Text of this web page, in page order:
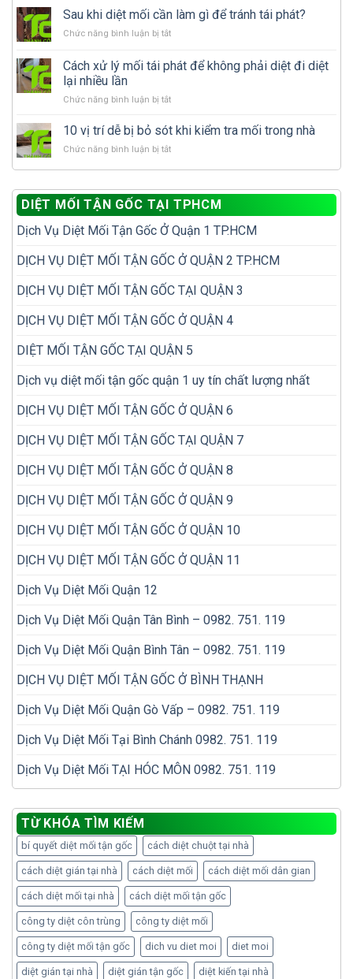
nhà:
tự
lý
dịch
diệt
mối?
mưa
cánh
hiện
phải
đã
mối?
Sau khi diệt mối cần làm gì để tránh tái phát?
Chức năng bình luận bị tắtở
khi
diệt
cần
gì
tránh
Cách xử lý mối tái phát để không phải diệt đi diệt
lại nhiều lần
Chức năng bình luận bị tắtở
xử
mối
để
không
phải
diệt
diệt
nhiều
10 vị trí dễ bị bỏ sót khi kiểm tra mối trong nhà
Chức năng bình luận bị tắtở
trí
dễ
bị
bỏ
khi
kiểm
mối
nhà
DIỆT MỐI TẬN GỐC TẠI TPHCM
Dịch Vụ Diệt Mối Tận Gốc Ở Quận 1 TP.HCM
DỊCH VỤ DIỆT MỐI TẬN GỐC Ở QUẬN 2 TP.HCM
DỊCH VỤ DIỆT MỐI TẬN GỐC TẠI QUẬN 3
DỊCH VỤ DIỆT MỐI TẬN GỐC Ở QUẬN 4
DIỆT MỐI TẬN GỐC TẠI QUẬN 5
Dịch vụ diệt mối tận gốc quận 1 uy tín chất lượng nhất
DỊCH VỤ DIỆT MỐI TẬN GỐC Ở QUẬN 6
DỊCH VỤ DIỆT MỐI TẬN GỐC TẠI QUẬN 7
DỊCH VỤ DIỆT MỐI TẬN GỐC Ở QUẬN 8
DỊCH VỤ DIỆT MỐI TẬN GỐC Ở QUẬN 9
DỊCH VỤ DIỆT MỐI TẬN GỐC Ở QUẬN 10
DỊCH VỤ DIỆT MỐI TẬN GỐC Ở QUẬN 11
Dịch Vụ Diệt Mối Quận 12
Dịch Vụ Diệt Mối Quận Tân Bình – 0982. 751. 119
Dịch Vụ Diệt Mối Quận Bình Tân – 0982. 751. 119
DỊCH VỤ DIỆT MỐI TẬN GỐC Ở BÌNH THẠNH
Dịch Vụ Diệt Mối Quận Gò Vấp – 0982. 751. 119
Dịch Vụ Diệt Mối Tại Bình Chánh 0982. 751. 119
Dịch Vụ Diệt Mối TẠI HÓC MÔN 0982. 751. 119
TỪ KHÓA TÌM KIẾM
bí quyết diệt mối tận gốc cách diệt chuột tại nhà
cách diệt gián tại nhà cách diệt mối cách diệt mối dân gian
cách diệt mối tại nhà cách diệt mối tận gốc
công ty diệt côn trùng công ty diệt mối
công ty diệt mối tận gốc dich vu diet moi diet moi
diệt gián tại nhà diệt gián tận gốc diệt kiến tại nhà